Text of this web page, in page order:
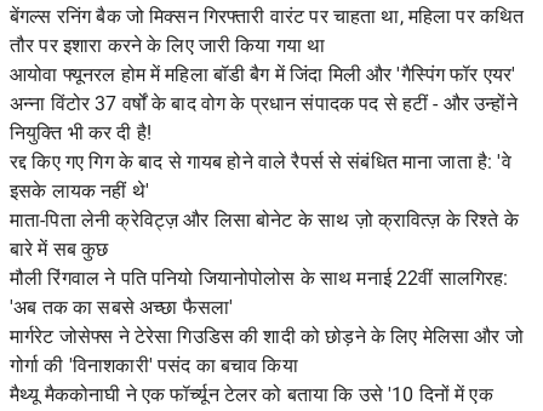
बेंगल्स रनिंग बैक जो मिक्सन गिरफ्तारी वारंट पर चाहता था, महिला पर कथित
तौर पर इशारा करने के लिए जारी किया गया था
आयोवा फ्यूनरल होम में महिला बॉडी बैग में जिंदा मिली और 'गैस्पिंग फॉर एयर'
अन्ना विंटोर 37 वर्षों के बाद वोग के प्रधान संपादक पद से हटीं - और उन्होंने
नियुक्ति भी कर दी है!
रद्द किए गए गिग के बाद से गायब होने वाले रैपर्स से संबंधित माना जाता है: 'वे
इसके लायक नहीं थे'
माता-पिता लेनी क्रेविट्ज़ और लिसा बोनेट के साथ ज़ो क्रावित्ज़ के रिश्ते के
बारे में सब कुछ
मौली रिंगवाल ने पति पनियो जियानोपोलोस के साथ मनाई 22वीं सालगिरह:
'अब तक का सबसे अच्छा फैसला'
मार्गरेट जोसेफ्स ने टेरेसा गिउडिस की शादी को छोड़ने के लिए मेलिसा और जो
गोर्गा की 'विनाशकारी' पसंद का बचाव किया
मैथ्यू मैककोनाघी ने एक फॉर्च्यून टेलर को बताया कि उसे '10 दिनों में एक